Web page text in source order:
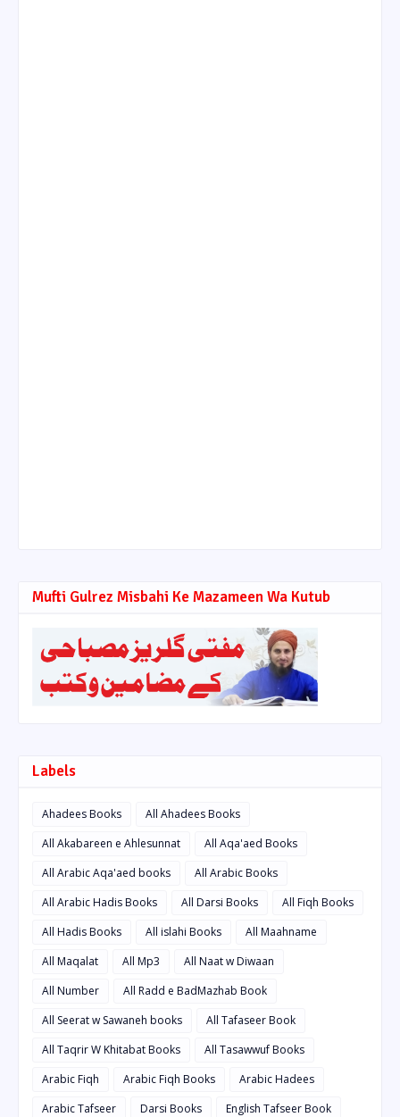
Mufti Gulrez Misbahi Ke Mazameen Wa Kutub
Labels
Ahadees Books
All Ahadees Books
All Akabareen e Ahlesunnat
All Aqa'aed Books
All Arabic Aqa'aed books
All Arabic Books
All Arabic Hadis Books
All Darsi Books
All Fiqh Books
All Hadis Books
All islahi Books
All Maahname
All Maqalat
All Mp3
All Naat w Diwaan
All Number
All Radd e BadMazhab Book
All Seerat w Sawaneh books
All Tafaseer Book
All Taqrir W Khitabat Books
All Tasawwuf Books
Arabic Fiqh
Arabic Fiqh Books
Arabic Hadees
Arabic Tafseer
Darsi Books
English Tafseer Book